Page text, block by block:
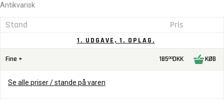
Antikvarisk
Stand Pris
1. UDGAVE, 1. OPLAG.
Fine + 18500DKK KØB
Se alle priser / stande på varen